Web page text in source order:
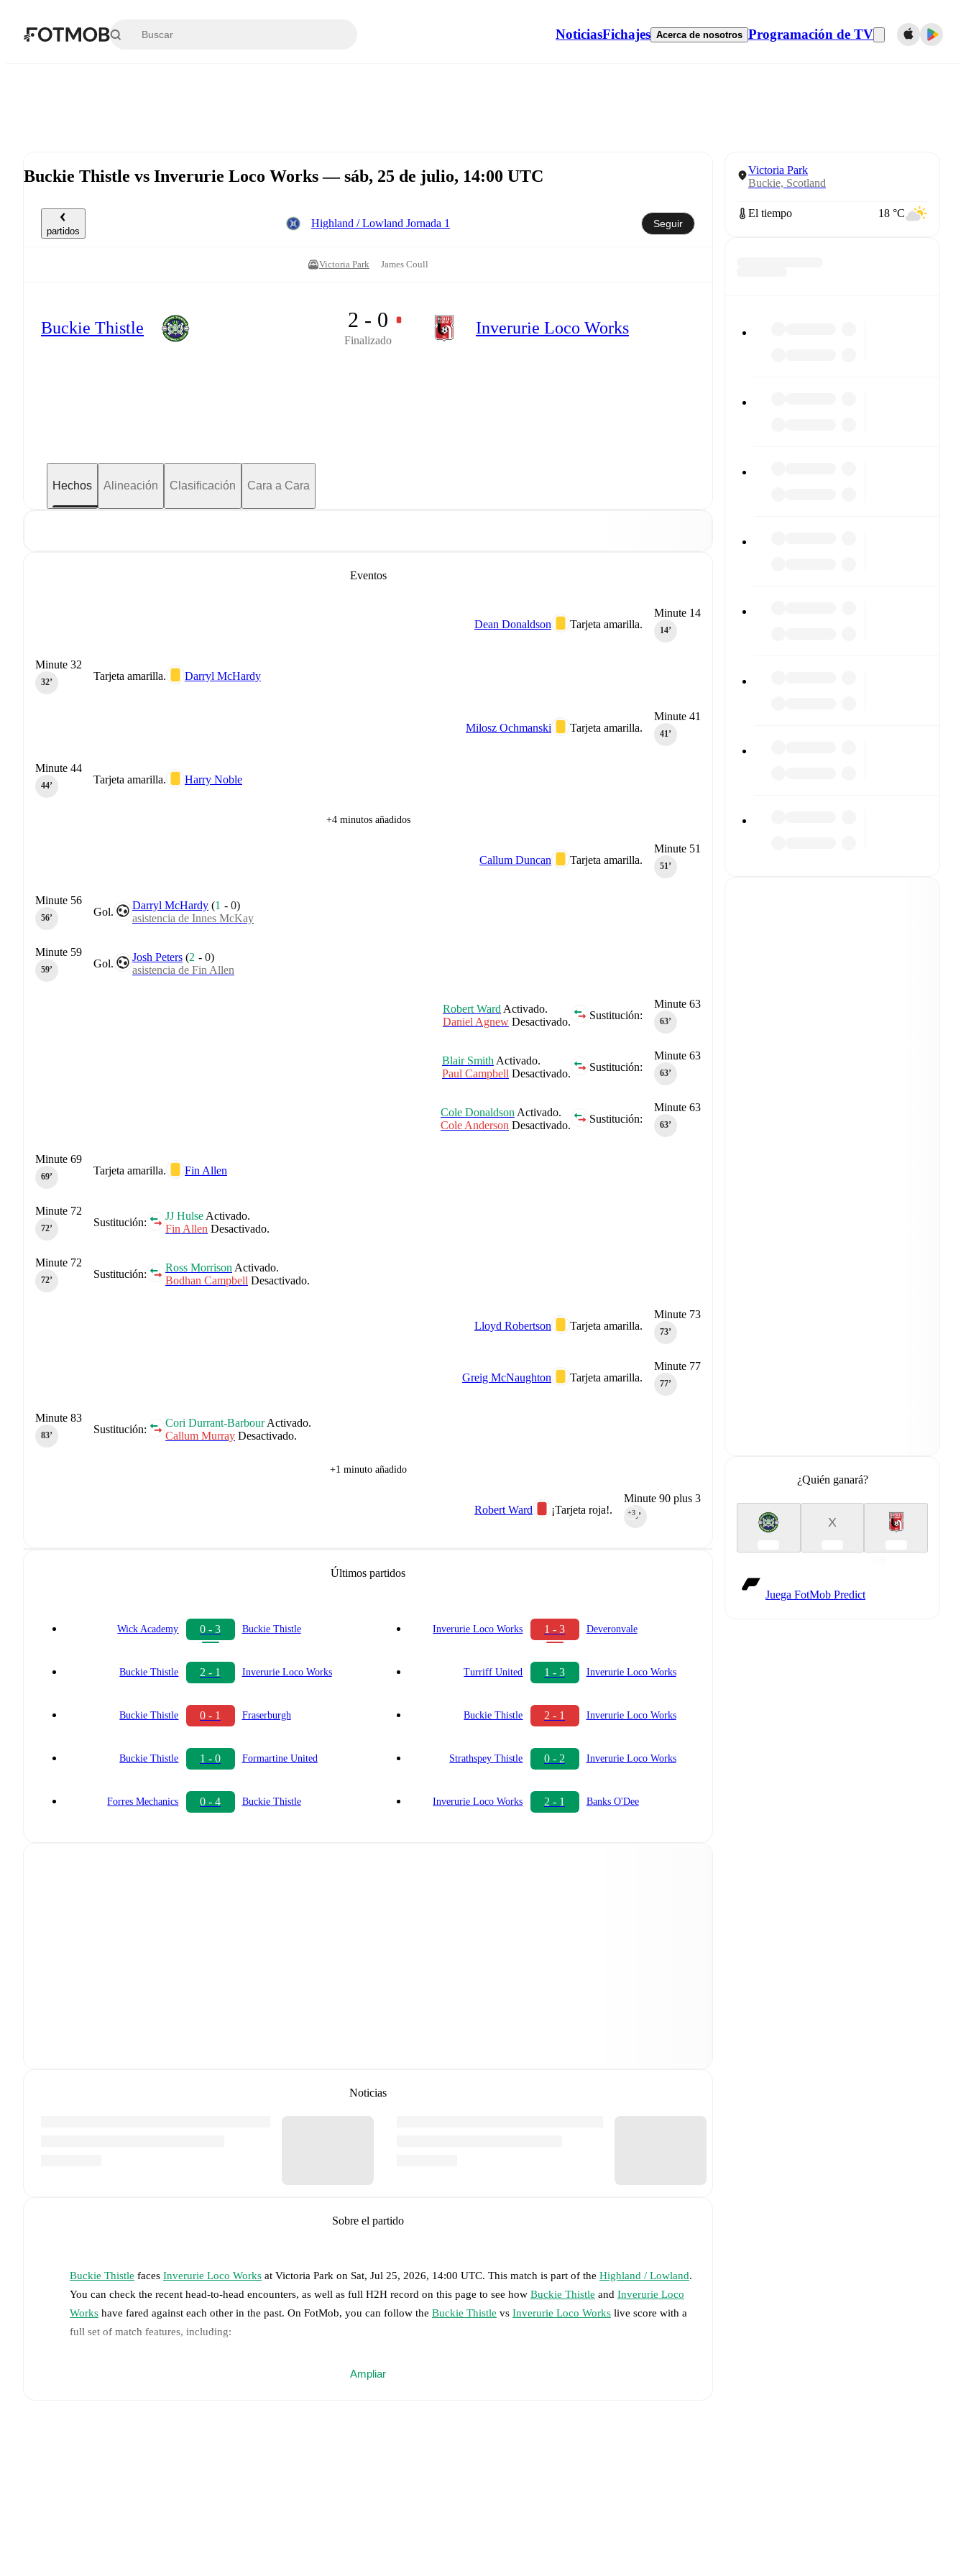
NoticiasFichajes Acerca de nosotros Programación de TV
Buckie Thistle vs Inverurie Loco Works — sáb, 25 de julio, 14:00 UTC
partidos
Highland / Lowland Jornada 1 Seguir
Victoria Park James Coull
Buckie Thistle 2 - 0
Finalizado
Inverurie Loco Works
Hechos Alineación Clasificación Cara a Cara
Eventos
Minute 14
14‎’‎
Tarjeta amarilla.
Dean Donaldson
Tarjeta amarilla. Darryl McHardy
Minute 32
32‎’‎
Minute 41
41‎’‎
Tarjeta amarilla.
Milosz Ochmanski
Tarjeta amarilla. Harry Noble
Minute 44
44‎’‎
+4 minutos añadidos
Minute 51
51‎’‎
Tarjeta amarilla.
Callum Duncan
Gol.
Darryl McHardy (1 -0)
asistencia de Innes McKay
Minute 56
56‎’‎
Gol.
Josh Peters (2 -0)
asistencia de Fin Allen
Minute 59
59‎’‎
Minute 63
63‎’‎
Sustitución:
Robert Ward Activado.
Daniel Agnew Desactivado.
Minute 63
63‎’‎
Sustitución:
Blair Smith Activado.
Paul Campbell Desactivado.
Minute 63
63‎’‎
Sustitución:
Cole Donaldson Activado.
Cole Anderson Desactivado.
Tarjeta amarilla. Fin Allen
Minute 69
69‎’‎
Sustitución:
JJ Hulse Activado.
Fin Allen Desactivado.
Minute 72
72‎’‎
Sustitución:
Ross Morrison Activado.
Bodhan Campbell Desactivado.
Minute 72
72‎’‎
Minute 73
73‎’‎
Tarjeta amarilla.
Lloyd Robertson
Minute 77
77‎’‎
Tarjeta amarilla.
Greig McNaughton
Sustitución:
Cori Durrant-BarbourActivado.
Callum Murray Desactivado.
Minute 83
83‎’‎
+1 minuto añadido
Minute 90 plus 3
90‎’‎
+3
¡Tarjeta roja!.
Robert Ward
Últimos partidos
Wick Academy 0 - 3 Buckie Thistle
Buckie Thistle 2 - 1 Inverurie Loco Works
Buckie Thistle 0 - 1 Fraserburgh
Buckie Thistle 1 - 0 Formartine United
Forres Mechanics 0 - 4 Buckie Thistle
Inverurie Loco Works 1 - 3 Deveronvale
Turriff United 1 - 3 Inverurie Loco Works
Buckie Thistle 2 - 1 Inverurie Loco Works
Strathspey Thistle 0 - 2 Inverurie Loco Works
Inverurie Loco Works 2 - 1 Banks O'Dee
Noticias
Sobre el partido
Buckie Thistle faces Inverurie Loco Works at Victoria Park on Sat, Jul 25, 2026, 14:00 UTC. This match is part of the Highland / Lowland.
You can check the recent head-to-head encounters, as well as full H2H record on this page to see how Buckie Thistle and Inverurie Loco
Works have fared against each other in the past. On FotMob, you can follow the Buckie Thistle vs Inverurie Loco Works live score with a
full set of match features, including:
Live updates: Every goal, card, substitution and key moment instantly delivered on FotMob.
Ampliar
Victoria Park
Buckie, Scotland
El tiempo 18 °C
¿Quién ganará?
X
Juega FotMob Predict